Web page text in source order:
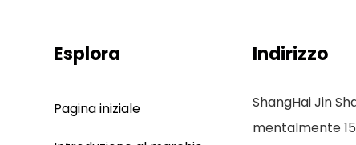
Esplora
Pagina iniziale
Indirizzo
ShangHai Jin
mentalmente